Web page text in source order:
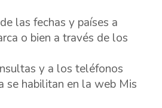
las fechas y países a
o bien a través de los
y a los teléfonos
habilitan en la web Mis